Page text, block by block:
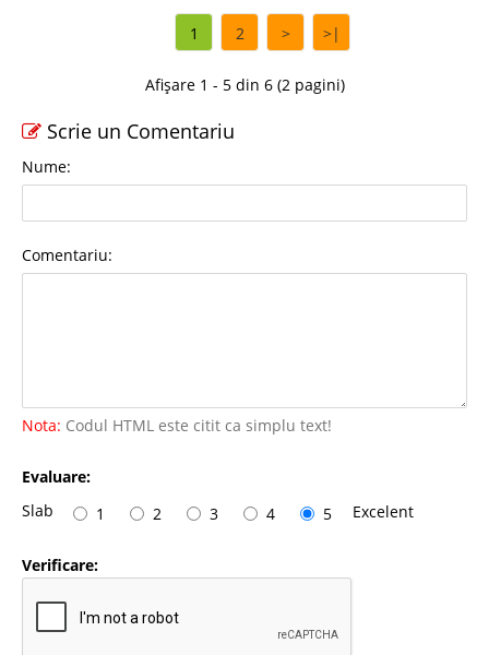
1 2 > >|
Afișare 1 - 5 din 6 (2 pagini)
Scrie un Comentariu
Nume:
Comentariu:
Nota: Codul HTML este citit ca simplu text!
Evaluare:
Slab
1 2 3 4 5 Excelent
Verificare: